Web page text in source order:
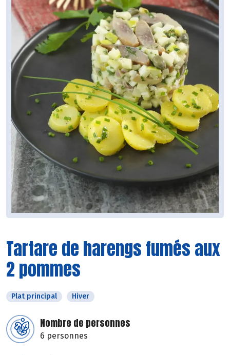
Tartare de harengs fumés aux
2 pommes
Plat principal Hiver
Nombre de personnes
6 personnes